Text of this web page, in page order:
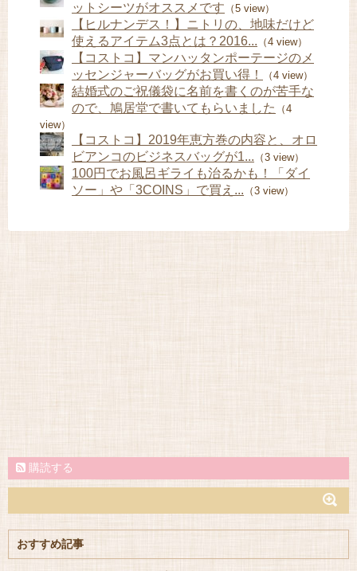
ットシーツがオススメです （5 view）
【ヒルナンデス！】ニトリの、地味だけど
使えるアイテム3点とは？2016... （4 view）
【コストコ】マンハッタンポーテージのメ
ッセンジャーバッグがお買い得！
（4 view）
結婚式のご祝儀袋に名前を書くのが苦手な
ので、鳩居堂で書いてもらいました
（4
view）
【コストコ】2019年恵方巻の内容と、オロ
ビアンコのビジネスバッグが1... （3 view）
100円でお風呂ギライも治るかも！「ダイ
ソー」や「3COINS」で買え... （3 view）
購読する
おすすめ記事